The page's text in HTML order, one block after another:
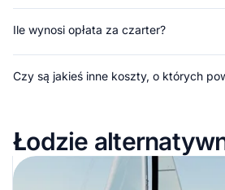
Ile wynosi opłata za czarter?
Czy są jakieś inne koszty, o których
Łodzie